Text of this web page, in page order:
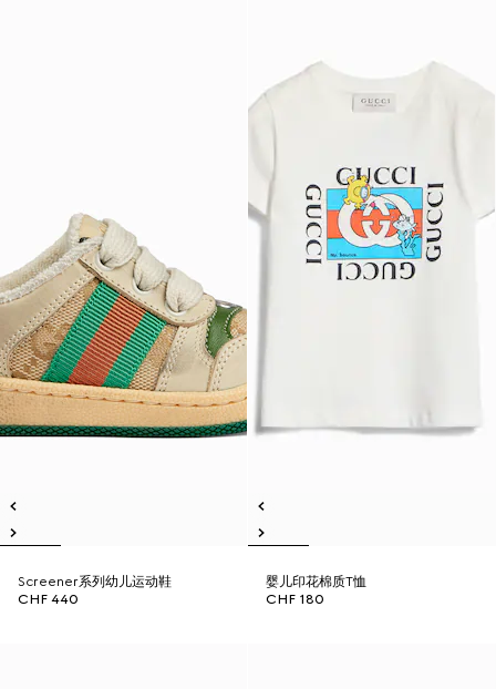
Screener系列幼儿运动鞋
CHF 440
婴儿印花棉质T恤
CHF 180